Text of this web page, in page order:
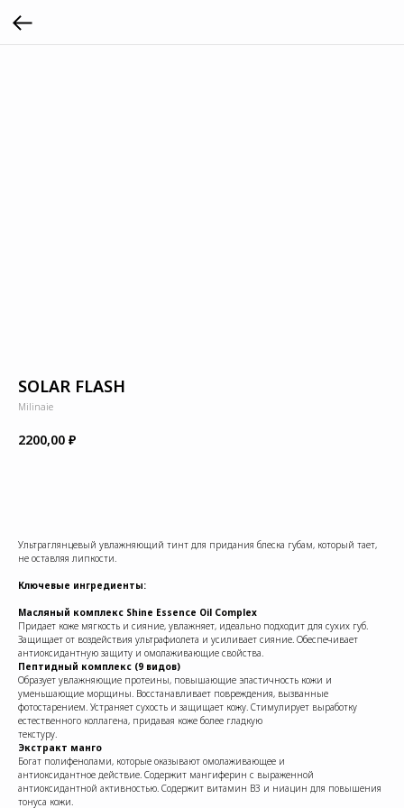
SOLAR FLASH
Milinaie
2200,00 ₽
Ультраглянцевый увлажняющий тинт для придания блеска губам, который тает,
не оставляя липкости.
Ключевые ингредиенты:
Масляный комплекс Shine Essence Oil Complex
Придает коже мягкость и сияние, увлажняет, идеально подходит для сухих губ.
Защищает от воздействия ультрафиолета и усиливает сияние. Обеспечивает
антиоксидантную защиту и омолаживающие свойства.
Пептидный комплекс (9 видов)
Образует увлажняющие протеины, повышающие эластичность кожи и
уменьшающие морщины. Восстанавливает повреждения, вызванные
фотостарением. Устраняет сухость и защищает кожу. Стимулирует выработку
естественного коллагена, придавая коже более гладкую
текстуру.
Экстракт манго
Богат полифенолами, которые оказывают омолаживающее и
антиоксидантное действие. Содержит мангиферин с выраженной
антиоксидантной активностью. Содержит витамин В3 и ниацин для повышения
тонуса кожи.